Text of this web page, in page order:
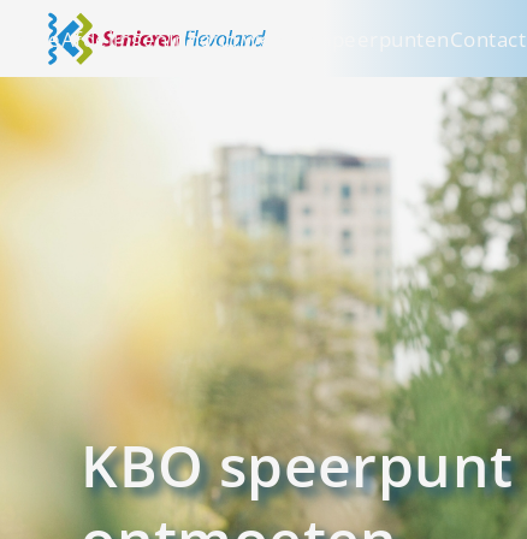
HomeAfdelingenInhoud website SpeerpuntenContact
KBO speerpunt